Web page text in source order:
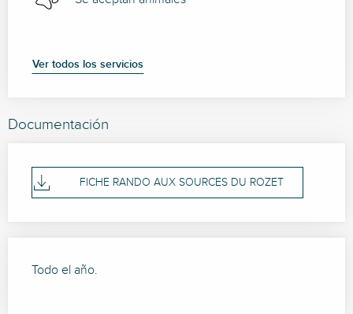
Ver todos los servicios
Documentación
FICHE RANDO AUX SOURCES DU ROZET
Todo el año.